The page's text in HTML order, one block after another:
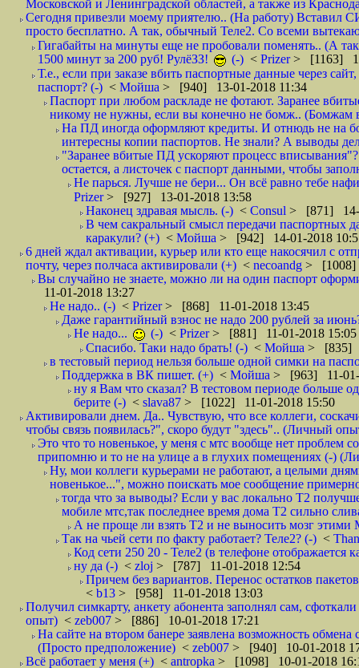
Московской и Ленинградской областей, а также из
Сегодня привезли моему приятелю.. (На работу) Вставил
просто бесплатно. А так, обычный Теле2. Со всеми
Гигабайты на минуты еще не пробовали поменять.. (А
1500 минут за 200 руб! РулёЗЗ!
(-) < Prizer> [1163]
Т.е., если при заказе вбить паспортные данные через
паспорт? (-) < Мойша > [940] 13-01-2018 11:34
Паспорт при любом раскладе не фотают. Заранее
никому не нужны, если вы конечно не бомж.. (Бомжам
На ПД иногда оформляют кредиты. И отнюдь не на
интересны копии паспортов. Не знали? А выводы
"Заранее вбитые ПД ускоряют процесс
остается, а листочек с паспорт данными, чтобы
Не парься. Лучше не бери... Он всё равно тебе
Prizer> [927] 13-01-2018 13:58
Наконец здравая мысль. (-) < Consul > [871] 14-
В чем сакральный смысл передачи паспортных
каракули? (+) < Мойша > [942] 14-01-2018
6 дней ждал активации, курьер или кто еще накосячил с
почту, через полчаса активировали (+) < necoandg > [1008]
Вы случайно не знаете, можно ли на один паспорт
11-01-2018 13:27
Не надо.. (-) < Prizer> [868] 11-01-2018 13:45
Даже гарантийный взнос не надо 200 рублей за
Не надо...
(-) < Prizer> [881] 11-01-2018 15:05
Спасибо. Таки надо брать! (-) < Мойша > [835]
в тестовый период нельзя больше одной симки на
Поддержка в ВК пишет. (+) < Мойша > [963] 11-01-
ну я Вам что сказал? В тестовом периоде больше
берите (-) < slava87 > [1022] 11-01-2018 15:50
Активировали днем. Да.. Чувствую, что все коллеги,
чтобы связь появилась?", скоро будут "здесь".. (Личный
Это что то новенькое, у меня с мтс вообще нет проблем
припомню и то не на улице а в глухих помещениях (-)
Ну, мои коллеги курьерами не работают, а целыми
новенькое...", можно поискать мое сообщение
тогда что за выводы? Если у вас локально Т2
мобиле мтс,так последнее время дома Т2 сильно
А не проще ли взять Т2 и не выносить мозг
Так на чьей сети по факту работает? Теле2? (-) <
Код сети 250 20 - Теле2 (в телефоне отображается
ну да (-) < zloj > [787] 11-01-2018 12:54
Причем без вариантов. Перенос остатков
< b13 > [958] 11-01-2018 13:03
Получил симкарту, анкету абонента заполнял сам,
опыт) < zeb007 > [886] 10-01-2018 17:21
На сайте на втором банере заявлена возможность
(Просто предположение) < zeb007 > [940] 10-01-2018
Всё работает у меня (+) < antropka > [1098] 10-01-2018